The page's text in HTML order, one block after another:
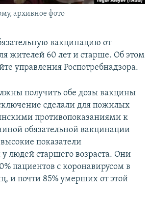
РС
архивное фото
вакцинацию от
жителей 60 лет и старше. Об этом
управления Роспотребнадзора.
получить обе дозы вакцины
сделали для пожилых
противопоказаниями к
обязательной вакцинации
показатели
у людей старшего возраста. Они
пациентов с коронавирусом в
и почти 85% умерших от этой